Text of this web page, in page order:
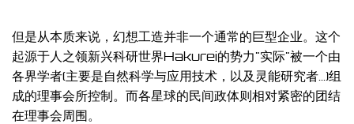
但是从本质来说，幻想工造并非一个通常的巨型企业。这个
起源于人之领新兴科研世界Hakurei的势力"实际"被一个由
各界学者(主要是自然科学与应用技术，以及灵能研究者...)组
成的理事会所控制。而各星球的民间政体则相对紧密的团结
在理事会周围。